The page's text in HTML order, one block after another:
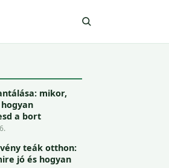
mikor,
a bort
teák otthon:
jó és hogyan